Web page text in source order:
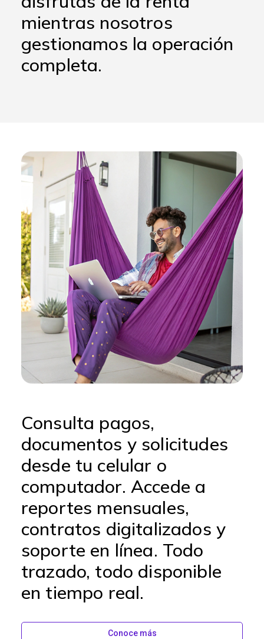
mientras nosotros
gestionamos la operación
completa.
Consulta pagos,
documentos y solicitudes
desde tu celular o
computador. Accede a
reportes mensuales,
contratos digitalizados y
soporte en línea. Todo
trazado, todo disponible
en tiempo real.
Conoce más